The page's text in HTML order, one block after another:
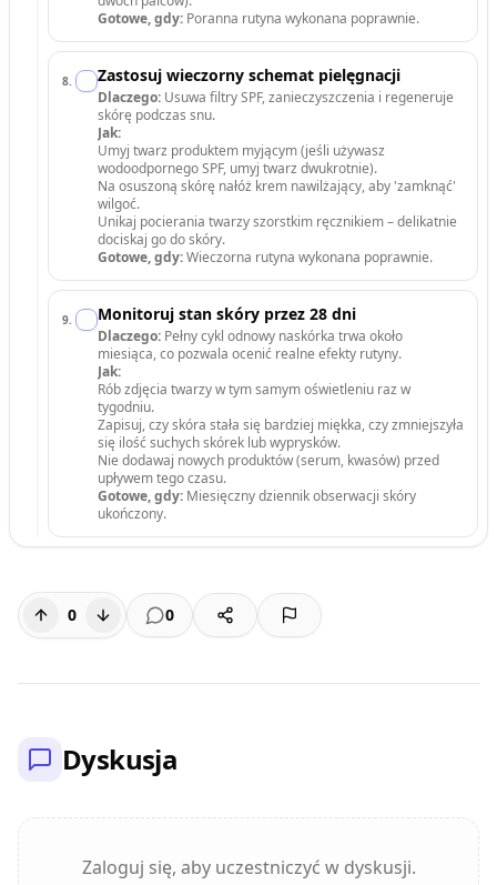
Gotowe, gdy: Poranna rutyna wykonana poprawnie.
8. Zastosuj wieczorny schemat pielęgnacji
Dlaczego: Usuwa filtry SPF, zanieczyszczenia i regeneruje
skórę podczas snu.
Jak:
Umyj twarz produktem myjącym (jeśli używasz
wodoodpornego SPF, umyj twarz dwukrotnie).
Na osuszoną skórę nałóż krem nawilżający, aby 'zamknąć'
wilgoć.
Unikaj pocierania twarzy szorstkim ręcznikiem – delikatnie
dociskaj go do skóry.
Gotowe, gdy:Wieczorna rutyna wykonana poprawnie.
9. Monitoruj stan skóry przez 28 dni
Dlaczego: Pełny cykl odnowy naskórka trwa około
miesiąca, co pozwala ocenić realne efekty rutyny.
Jak:
Rób zdjęcia twarzy w tym samym oświetleniu raz w
tygodniu.
Zapisuj, czy skóra stała się bardziej miękka, czy zmniejszyła
się ilość suchych skórek lub wyprysków.
Nie dodawaj nowych produktów (serum, kwasów) przed
upływem tego czasu.
Gotowe, gdy: Miesięczny dziennik obserwacji skóry
ukończony.
0 0
Dyskusja
Zaloguj się, aby uczestniczyć w dyskusji.